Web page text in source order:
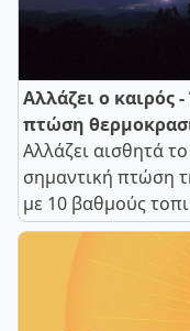
Αλλάζει ο καιρός
πτώση
Αλλάζει αισθητά
σημαντική πτώση
με 10 βαθμούς